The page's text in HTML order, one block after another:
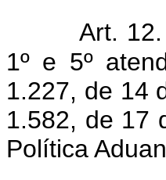
Art.
1º e 5º
1.227, de 14
1.582, de 17
Política